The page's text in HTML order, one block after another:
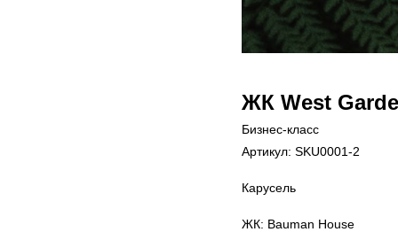
ЖК West
Бизнес-класс
Артикул: SKU0001-2
Карусель
ЖК: Bauman House